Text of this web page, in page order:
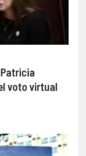
voto virtual